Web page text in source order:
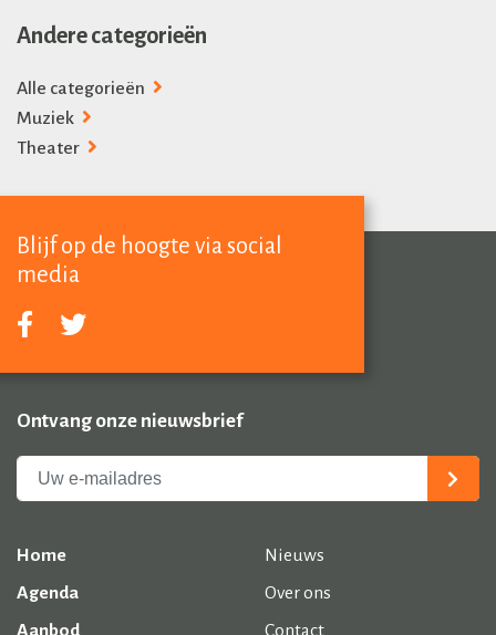
Andere categorieën
Alle categorieën
Muziek
Theater
Blijf op de hoogte via social
media
Ontvang onze nieuwsbrief
Home
Agenda
Aanbod
Nieuws
Over ons
Contact